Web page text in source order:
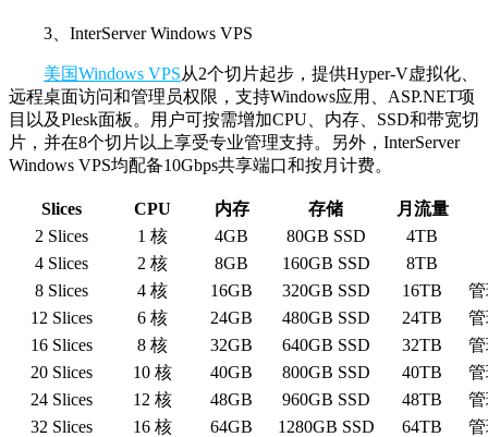
3、InterServer Windows VPS
美国Windows VPS从2个切片起步，提供Hyper-V虚拟化、
远程桌面访问和管理员权限，支持Windows应用、ASP.NET项
目以及Plesk面板。用户可按需增加CPU、内存、SSD和带宽切
片，并在8个切片以上享受专业管理支持。另外，InterServer
Windows VPS均配备10Gbps共享端口和按月计费。
Slices CPU 内存 存储
月流量
2 Slices
1 核 4GB 80GB SSD
4TB
4 Slices
2 核 8GB 160GB SSD
8TB
8 Slices
4 核 16GB 320GB SSD 16TB
12 Slices
6 核 24GB 480GB SSD 24TB
16 Slices
8 核 32GB 640GB SSD 32TB
20 Slices
10 核 40GB 800GB SSD 40TB
24 Slices
12 核 48GB 960GB SSD 48TB
32 Slices
16 核 64GB 1280GB SSD 64TB